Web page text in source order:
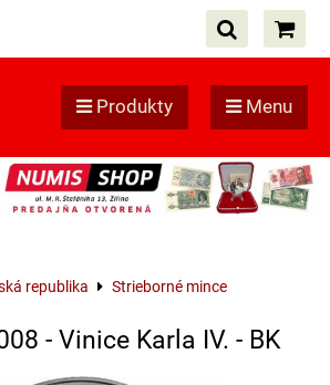
Produkty Menu
republika
Strieborné mince
- Vinice Karla IV. - BK